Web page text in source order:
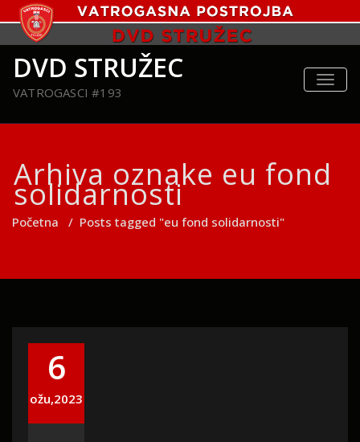
DVD STRUŽEC
VATROGASCI #193
Arhiva oznake eu fond
solidarnosti
Početna / Posts tagged "eu fond solidarnosti"
6
ožu,2023